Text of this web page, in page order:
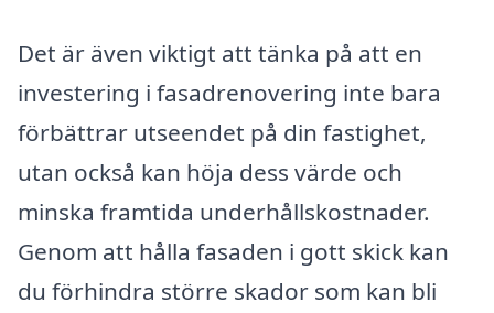
Det är även viktigt att tänka på att en
investering i fasadrenovering inte bara
förbättrar utseendet på din fastighet,
utan också kan höja dess värde och
minska framtida underhållskostnader.
Genom att hålla fasaden i gott skick kan
du förhindra större skador som kan bli